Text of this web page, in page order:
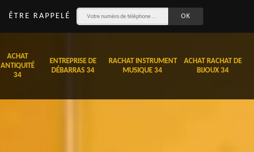
ÊTRE RAPPELÉ
ACHAT
ANTIQUITÉ
34
ENTREPRISE DE
DÉBARRAS 34
RACHAT INSTRUMENT
MUSIQUE 34
ACHAT RACHAT DE
BIJOUX 34